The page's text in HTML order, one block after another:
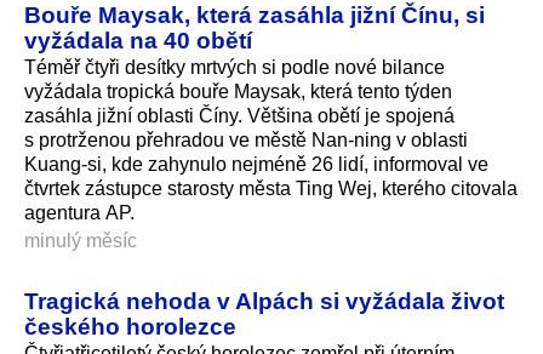
Bouře Maysak, která zasáhla jižní Čínu, si
vyžádala na 40 obětí
Téměř čtyři desítky mrtvých si podle nové bilance
vyžádala tropická bouře Maysak, která tento týden
zasáhla jižní oblasti Číny. Většina obětí je spojená
s protrženou přehradou ve městě Nan-ning v oblasti
Kuang-si, kde zahynulo nejméně 26 lidí, informoval ve
čtvrtek zástupce starosty města Ting Wej, kterého citovala
agentura AP.
minulý měsíc
Tragická nehoda v Alpách si vyžádala život
českého horolezce